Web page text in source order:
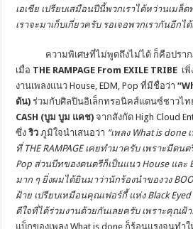
เอเชีย เปรียบเสมือนปีนี้พวกเราได้หว่านเมล็
เราจะมาเก็บเกี่ยวครับ รอเจอพวกเรากันอีกไ
ความพิเศษที่ไม่พูดถึงไม่ได้ ก็คือปราก
เมื่อ THE RAMPAGE From EXILE TRIBE เ
งานเพลงแนว House, EDM, Pop ที่มีชื่อว่า
ดัน)ร่วมกับศิลปินอิเล็กทรอนิคส์แดนซ์ชาวไท
CASH (บูม บูม แคช)จากสังกัด High Cloud
ซึ่งริว ภูมิใจนำเสนอว่า “เพลง What is done
ที่ THE RAMPAGEเคยทำมาครับ เพราะมีดน
Pop ส่วนบีทของดนตรีก็เป็นแนว House และ
มาก ๆ ยิ่งผมได้ยินมาว่านักร้องนำของวง
ฝ้าย เปรียบเหมือนคุณเฟอร์กี้ แห่ง Black Eyed
ดีใจที่ได้ร่วมงานด้วยกันเลยครับ เพราะคุณฝ้า
แบ็กของเพลง What is done ก็ร้อนแรงจนทำ